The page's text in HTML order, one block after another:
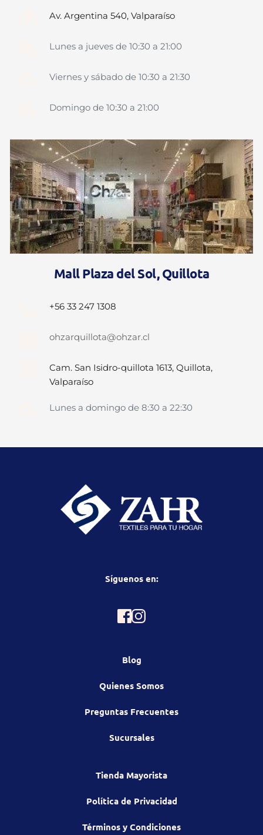
Av. Argentina 540, Valparaíso
Lunes a jueves de 10:30 a 21:00
Viernes y sábado de 10:30 a 21:30
Domingo de 10:30 a 21:00
Mall Plaza del Sol, Quillota
+56 33 247 1308
ohzarquillota@ohzar.cl
Cam. San Isidro-quillota 1613, Quillota,
Valparaíso
Lunes a domingo de 8:30 a 22:30
Síguenos en:
Blog
Quienes Somos
Preguntas Frecuentes
Sucursales
Tienda Mayorista
Política de Privacidad
Términos y Condiciones